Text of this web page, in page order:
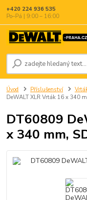
+420 224 936 535
Po–Pá | 9:00 – 16:00
Úvod Příslušenství
DeWALT XLR Vrták 16 x 340
DT60809
x 340 mm,